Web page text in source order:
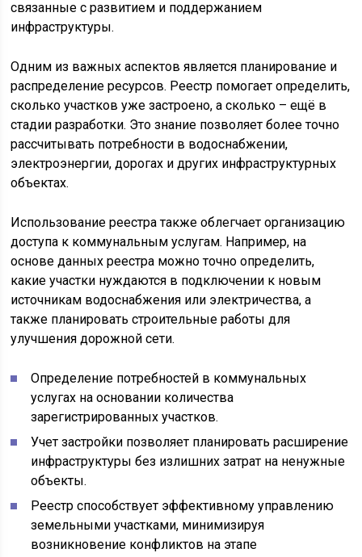
связанные с развитием и поддержанием
инфраструктуры.
Одним из важных аспектов является планирование и
распределение ресурсов. Реестр помогает определить,
сколько участков уже застроено, а сколько – ещё в
стадии разработки. Это знание позволяет более точно
рассчитывать потребности в водоснабжении,
электроэнергии, дорогах и других инфраструктурных
объектах.
Использование реестра также облегчает организацию
доступа к коммунальным услугам. Например, на
основе данных реестра можно точно определить,
какие участки нуждаются в подключении к новым
источникам водоснабжения или электричества, а
также планировать строительные работы для
улучшения дорожной сети.
Определение потребностей в коммунальных
услугах на основании количества
зарегистрированных участков.
Учет застройки позволяет планировать расширение
инфраструктуры без излишних затрат на ненужные
объекты.
Реестр способствует эффективному управлению
земельными участками, минимизируя
возникновение конфликтов на этапе